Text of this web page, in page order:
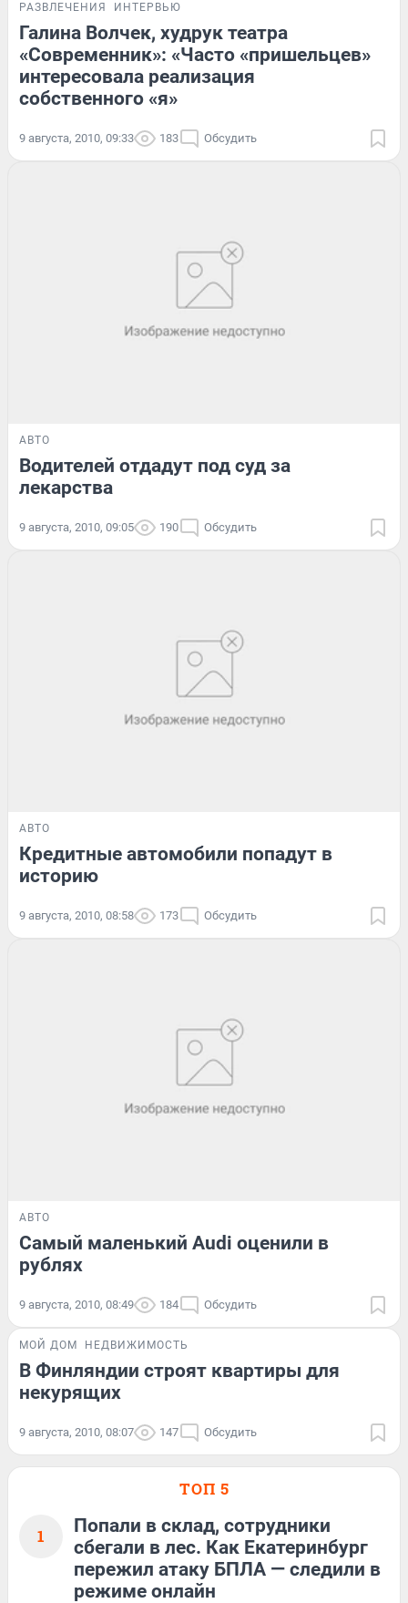
РАЗВЛЕЧЕНИЯ ИНТЕРВЬЮ
Галина Волчек, худрук театра
«Современник»: «Часто «пришельцев»
интересовала реализация
собственного «я»
9 августа, 2010, 09:33 183 Обсудить
АВТО
Водителей отдадут под суд за
лекарства
9 августа, 2010, 09:05 190 Обсудить
АВТО
Кредитные автомобили попадут в
историю
9 августа, 2010, 08:58 173 Обсудить
АВТО
Самый маленький Audi оценили в
рублях
9 августа, 2010, 08:49 184 Обсудить
МОЙ ДОМ НЕДВИЖИМОСТЬ
В Финляндии строят квартиры для
некурящих
9 августа, 2010, 08:07 147 Обсудить
ТОП 5
1
Попали в склад, сотрудники
сбегали в лес. Как Екатеринбург
пережил атаку БПЛА — следили в
режиме онлайн